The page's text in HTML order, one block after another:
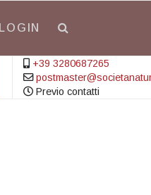
LOGIN
+39 3280687265
Previo contatti